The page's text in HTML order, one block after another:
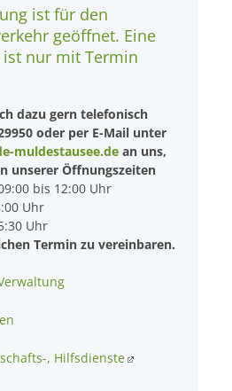
ist für den
geöffnet. Eine
ist nur mit Termin
dazu gern telefonisch
oder per E-Mail unter
muldestausee.de an uns,
unserer Öffnungszeiten
bis 12:00 Uhr
Uhr
Uhr
Termin zu vereinbaren.
, Hilfsdienste